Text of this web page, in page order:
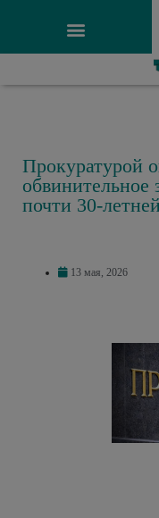
Прокуратурой
обвинительное
почти 30-
13 мая, 2026